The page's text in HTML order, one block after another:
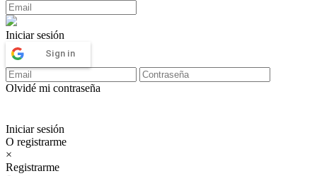
Iniciar sesión
Sign in
Olvidé mi contraseña
Iniciar sesión
O registrarme
×
Registrarme